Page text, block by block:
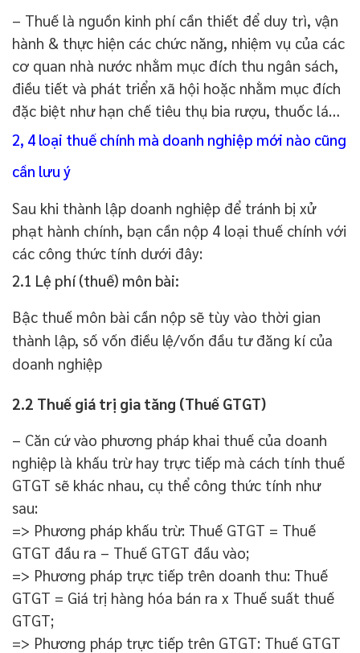
– Thuế là nguồn kinh phí cần thiết để duy trì, vận
hành & thực hiện các chức năng, nhiệm vụ của các
cơ quan nhà nước nhằm mục đích thu ngân sách,
điều tiết và phát triển xã hội hoặc nhằm mục đích
đặc biệt như hạn chế tiêu thụ bia rượu, thuốc lá…
2, 4 loại thuế chính mà doanh nghiệp mới nào cũng
cần lưu ý
Sau khi thành lập doanh nghiệp để tránh bị xử
phạt hành chính, bạn cần nộp 4 loại thuế chính với
các công thức tính dưới đây:
2.1 Lệ phí (thuế) môn bài:
Bậc thuế môn bài cần nộp sẽ tùy vào thời gian
thành lập, số vốn điều lệ/vốn đầu tư đăng kí của
doanh nghiệp
2.2 Thuế giá trị gia tăng (Thuế GTGT)
– Căn cứ vào phương pháp khai thuế của doanh
nghiệp là khấu trừ hay trực tiếp mà cách tính thuế
GTGT sẽ khác nhau, cụ thể công thức tính như
sau:
=> Phương pháp khấu trừ: Thuế GTGT = Thuế
GTGT đầu ra – Thuế GTGT đầu vào;
=> Phương pháp trực tiếp trên doanh thu: Thuế
GTGT = Giá trị hàng hóa bán ra x Thuế suất thuế
GTGT;
=> Phương pháp trực tiếp trên GTGT: Thuế GTGT